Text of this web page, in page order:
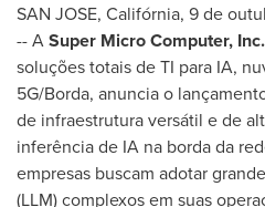
SAN JOSE, Califórnia, 9 de
-- ASuper Micro Computer,
soluções totais de TI para IA,
5G/Borda, anuncia o
de infraestrutura versátil e de
inferência de IA na borda da
empresas buscam adotar
(LLM) complexos em suas